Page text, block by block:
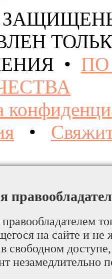
•
•
на сайте и не
свободном
незамедлительно